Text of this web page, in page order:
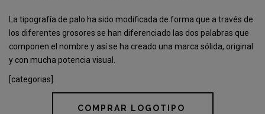
La tipografía de palo ha sido modificada de forma que a través de
los diferentes grosores se han diferenciado las dos palabras que
componen el nombre y así se ha creado una marca sólida, original
y con mucha potencia visual.
[categorias]
COMPRAR LOGOTIPO